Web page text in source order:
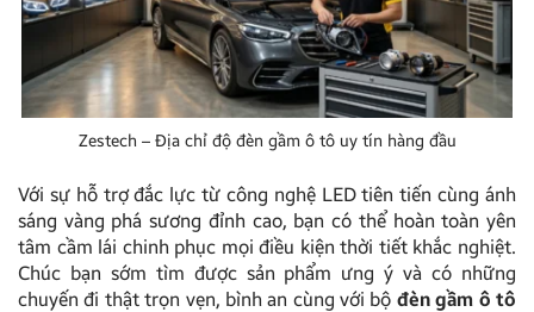
Zestech – Địa chỉ độ đèn gầm ô tô uy tín hàng đầu
Với sự hỗ trợ đắc lực từ công nghệ LED tiên tiến cùng ánh
sáng vàng phá sương đỉnh cao, bạn có thể hoàn toàn yên
tâm cầm lái chinh phục mọi điều kiện thời tiết khắc nghiệt.
Chúc bạn sớm tìm được sản phẩm ưng ý và có những
chuyến đi thật trọn vẹn, bình an cùng với bộ đèn gầm ô tô